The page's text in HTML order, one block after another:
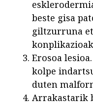
beste gisa
giltzurruna
Erosoa
kolpe
duten
Arrakastarik